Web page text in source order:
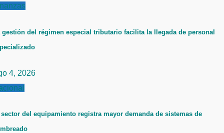
gestión del régimen especial tributario facilita la llegada de personal
4, 2026
del equipamiento registra mayor demanda de sistemas de